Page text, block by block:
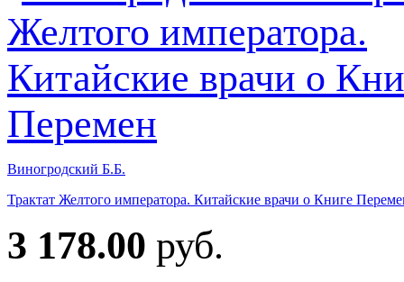
Виногродский Б.Б.
Трактат Желтого императора. Китайские врачи о Книге
3 178.00 руб.